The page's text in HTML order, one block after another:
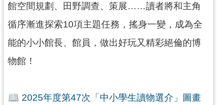
活
動
研
究
資
館空間規劃、田野調查、策展……讀者將和主角
循序漸進探索10項主題任務，搖身一變，成為全
能的小小館長、館員，做出好玩又精彩絕倫的博
物館！
2025年度第47次「中小學生讀物選介」圖畫